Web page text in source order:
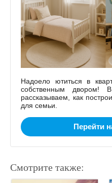
Надоело ютиться в
собственным двором!
рассказываем, как
для семьи.
Перейти
Смотрите также: